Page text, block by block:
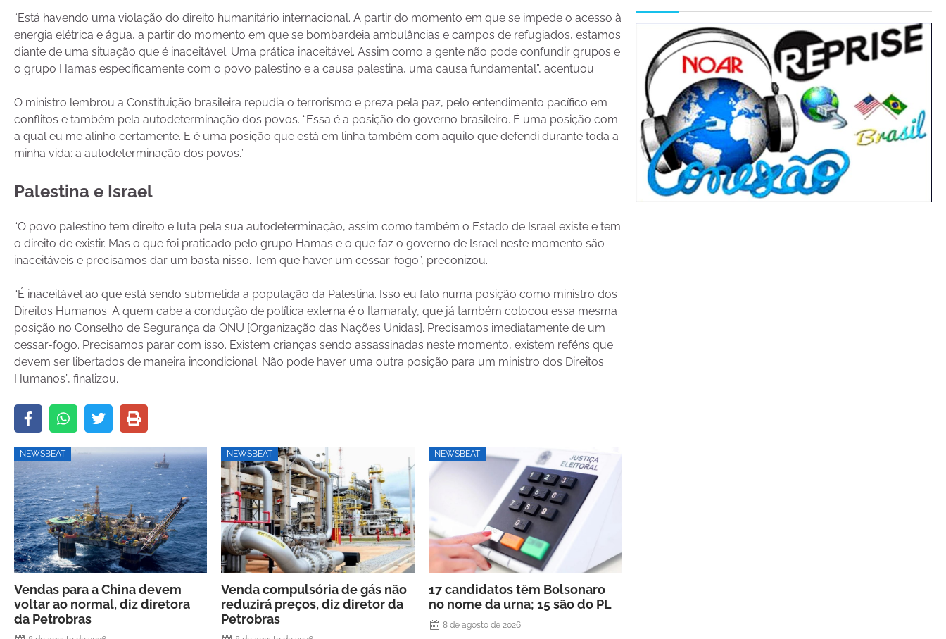
“Está havendo uma violação do direito humanitário internacional. A partir do momento em que se impede o acesso à
energia elétrica e água, a partir do momento em que se bombardeia ambulâncias e campos de refugiados, estamos
diante de uma situação que é inaceitável. Uma prática inaceitável. Assim como a gente não pode confundir grupos e
o grupo Hamas especificamente com o povo palestino e a causa palestina, uma causa fundamental”, acentuou.
O ministro lembrou a Constituição brasileira repudia o terrorismo e preza pela paz, pelo entendimento pacífico em
conflitos e também pela autodeterminação dos povos. “Essa é a posição do governo brasileiro. É uma posição com
a qual eu me alinho certamente. E é uma posição que está em linha também com aquilo que defendi durante toda a
minha vida: a autodeterminação dos povos.”
Palestina e Israel
“O povo palestino tem direito e luta pela sua autodeterminação, assim como também o Estado de Israel existe e tem
o direito de existir. Mas o que foi praticado pelo grupo Hamas e o que faz o governo de Israel neste momento são
inaceitáveis e precisamos dar um basta nisso. Tem que haver um cessar-fogo”, preconizou.
“É inaceitável ao que está sendo submetida a população da Palestina. Isso eu falo numa posição como ministro dos
Direitos Humanos. A quem cabe a condução de política externa é o Itamaraty, que já também colocou essa mesma
posição no Conselho de Segurança da ONU [Organização das Nações Unidas]. Precisamos imediatamente de um
cessar-fogo. Precisamos parar com isso. Existem crianças sendo assassinadas neste momento, existem reféns que
devem ser libertados de maneira incondicional. Não pode haver uma outra posição para um ministro dos Direitos
Humanos”, finalizou.
NEWSBEAT
Vendas para a China devem
voltar ao normal, diz diretora
da Petrobras
NEWSBEAT
Venda compulsória de gás não
reduzirá preços, diz diretor da
Petrobras
NEWSBEAT
17 candidatos têm Bolsonaro
no nome da urna; 15 são do PL
8 de agosto de 2026